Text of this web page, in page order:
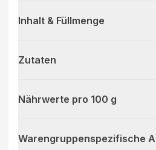
Inhalt & Füllmenge
Zutaten
Nährwerte pro 100 g
Warengruppenspezifische